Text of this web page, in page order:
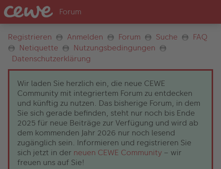
Registrieren Anmelden Forum Suche
FAQ
Netiquette
Nutzungsbedingungen
Datenschutzerklärung
Wir laden Sie herzlich ein, die neue CEWE
Community mit integriertem Forum zu entdecken
und künftig zu nutzen. Das bisherige Forum, in dem
Sie sich gerade befinden, steht nur noch bis Ende
2025 für neue Beiträge zur Verfügung und wird ab
dem kommenden Jahr 2026 nur noch lesend
zugänglich sein. Informieren und registrieren Sie
sich jetzt in der neuen CEWE Community – wir
freuen uns auf Sie!